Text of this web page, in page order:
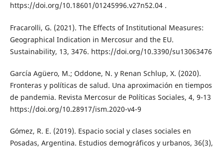
https://doi.org/10.18601/01245996.v27n52.04 .
Fracarolli, G. (2021). The Effects of Institutional Measures:
Geographical Indication in Mercosur and the EU.
Sustainability, 13, 3476. https://doi.org/10.3390/su13063476
García Agüero, M.; Oddone, N. y Renan Schlup, X. (2020).
Fronteras y políticas de salud. Una aproximación en tiempos
de pandemia. Revista Mercosur de Políticas Sociales, 4, 9-13
https://doi.org/10.28917/ism.2020-v4-9
Gómez, R. E. (2019). Espacio social y clases sociales en
Posadas, Argentina. Estudios demográficos y urbanos, 36(3),